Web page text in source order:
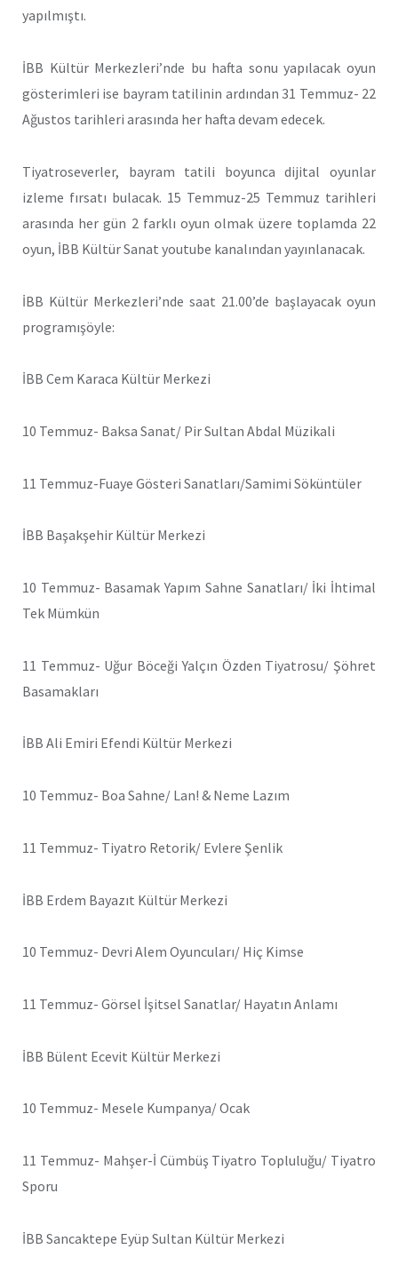
yapılmıştı.
İBB Kültür Merkezleri’nde bu hafta sonu yapılacak oyun
gösterimleri ise bayram tatilinin ardından 31 Temmuz- 22
Ağustos tarihleri arasında her hafta devam edecek.
Tiyatroseverler, bayram tatili boyunca dijital oyunlar
izleme fırsatı bulacak. 15 Temmuz-25 Temmuz tarihleri
arasında her gün 2 farklı oyun olmak üzere toplamda 22
oyun, İBB Kültür Sanat youtube kanalından yayınlanacak.
İBB Kültür Merkezleri’nde saat 21.00’de başlayacak oyun
programışöyle:
İBB Cem Karaca Kültür Merkezi
10 Temmuz- Baksa Sanat/ Pir Sultan Abdal Müzikali
11 Temmuz-Fuaye Gösteri Sanatları/Samimi Söküntüler
İBB Başakşehir Kültür Merkezi
10 Temmuz- Basamak Yapım Sahne Sanatları/ İki İhtimal
Tek Mümkün
11 Temmuz- Uğur Böceği Yalçın Özden Tiyatrosu/ Şöhret
Basamakları
İBB Ali Emiri Efendi Kültür Merkezi
10 Temmuz- Boa Sahne/ Lan! & Neme Lazım
11 Temmuz- Tiyatro Retorik/ Evlere Şenlik
İBB Erdem Bayazıt Kültür Merkezi
10 Temmuz- Devri Alem Oyuncuları/ Hiç Kimse
11 Temmuz- Görsel İşitsel Sanatlar/ Hayatın Anlamı
İBB Bülent Ecevit Kültür Merkezi
10 Temmuz- Mesele Kumpanya/ Ocak
11 Temmuz- Mahşer-İ Cümbüş Tiyatro Topluluğu/ Tiyatro
Sporu
İBB Sancaktepe Eyüp Sultan Kültür Merkezi